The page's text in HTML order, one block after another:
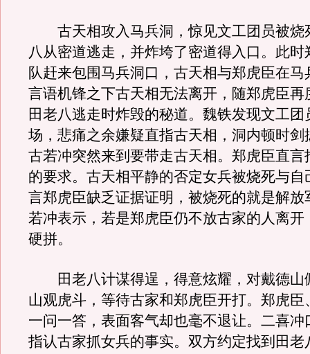
古天相攻入马兵洞，惊见文工团员被烧
八从密道逃走，并炸垮了密道得入口。此时
队赶来包围马兵洞口，古天相与郑虎臣在马
言语机锋之下古天相无法离开，随郑虎臣再
田老八逃走时炸毁的秘道。魏铁发现文工团
场，悲痛之余嫌疑直指古天相，洞内顿时剑
古若冲突然来到要带走古天相。郑虎臣直言
的要求。古天相平静的否定女兵被烧死与自
言郑虎臣缺乏证据证明，被烧死的就是解放
若冲表示，若是郑虎臣仍不放古家的人离开
硬拼。
田老八计谋得逞，得意炫耀，对戴德山
山观虎斗，等待古家和郑虎臣开打。郑虎臣
一问一答，表面客气却也毫不退让。二喜冲
指认古家抓女兵的事实。双方约定找到田老